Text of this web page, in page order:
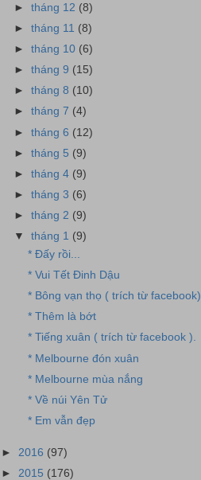
►tháng 12 (8)
►tháng 11 (8)
►tháng 10 (6)
►tháng 9 (15)
►tháng 8 (10)
►tháng 7 (4)
►tháng 6 (12)
►tháng 5 (9)
►tháng 4 (9)
►tháng 3 (6)
►tháng 2 (9)
▼tháng 1 (9)
* Đấy rồi...
* Vui Tết Đinh Dậu
* Bông vạn thọ ( trích từ facebook)
* Thêm là bớt
* Tiếng xuân ( trích từ facebook ).
* Melbourne đón xuân
* Melbourne mùa nắng
* Về núi Yên Tử
* Em vẫn đẹp
► 2016 (97)
► 2015 (176)